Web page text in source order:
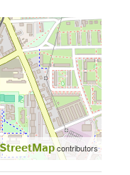
contributors